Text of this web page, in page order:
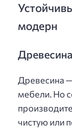
модерн
Древесина
мебели. Но
чистую или